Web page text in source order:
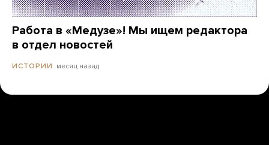
Работа в «Медузе»! Мы ищем редактора
в отдел новостей
ИСТОРИИ месяц назад